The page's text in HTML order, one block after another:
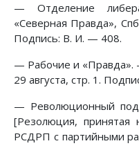
— Отделение
«Северная Правда»,
Подпись: В. И. — 408.
— Рабочие и
29 августа, стр. 1.
— Революционный
[Резолюция, принятая
РСДРП с партийными